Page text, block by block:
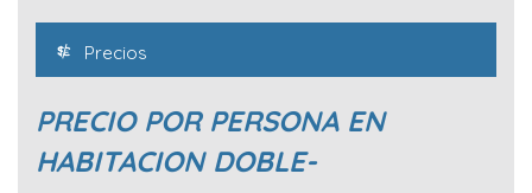
Precios
PRECIO POR PERSONA EN
HABITACION DOBLE-